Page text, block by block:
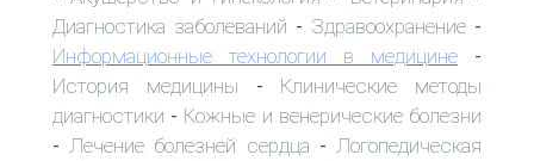
Диагностика заболеваний - Здравоохранение -
Информационные технологии в медицине -
История медицины - Клинические методы
диагностики - Кожные и венерические болезни
- Лечение болезней сердца - Логопедическая